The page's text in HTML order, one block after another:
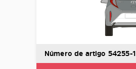
Número de artigo 54255-1